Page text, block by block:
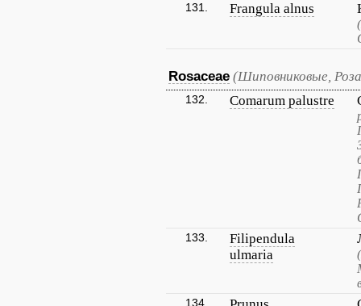
131. Frangula alnus
Rosaceae (Шиповниковые,
132. Comarum palustre
133.
Filipendula
ulmaria
134.